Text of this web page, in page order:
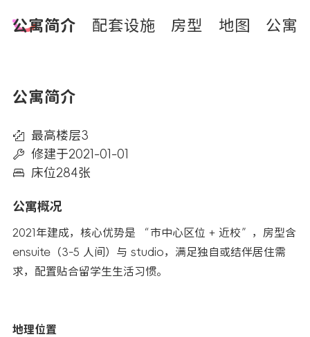
公寓简介 配套设施 房型 地图 公寓
公寓简介
最高楼层3
修建于2021-01-01
床位284张
公寓概况
2021年建成，核心优势是 “市中心区位 + 近校”，房型含
ensuite（3-5 人间）与 studio，满足独自或结伴居住需
求，配置贴合留学生生活习惯。​
地理位置​